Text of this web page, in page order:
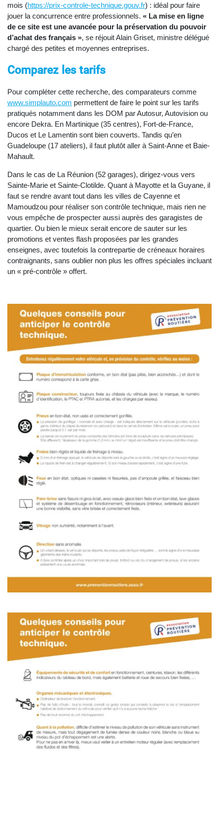
mois (https://prix-controle-technique.gouv.fr) : idéal pour faire
jouer la concurrence entre professionnels. « La mise en ligne
de ce site est une avancée pour la préservation du pouvoir
d’achat des français », se réjouit Alain Griset, ministre délégué
chargé des petites et moyennes entreprises.
Comparez les tarifs
Pour compléter cette recherche, des comparateurs comme
www.simplauto.com permettent de faire le point sur les tarifs
pratiqués notamment dans les DOM par Autosur, Autovision ou
encore Dekra. En Martinique (35 centres), Fort-de-France,
Ducos et Le Lamentin sont bien couverts. Tandis qu’en
Guadeloupe (17 ateliers), il faut plutôt aller à Saint-Anne et Baie-
Mahault.
Dans le cas de La Réunion (52 garages), dirigez-vous vers
Sainte-Marie et Sainte-Clotilde. Quant à Mayotte et la Guyane, il
faut se rendre avant tout dans les villes de Cayenne et
Mamoudzou pour réaliser son contrôle technique, mais rien ne
vous empêche de prospecter aussi auprès des garagistes de
quartier. Ou bien le mieux serait encore de sauter sur les
promotions et ventes flash proposées par les grandes
enseignes, avec toutefois la contrepartie de créneaux horaires
contraignants, sans oublier non plus les offres spéciales incluant
un « pré-contrôle » offert.